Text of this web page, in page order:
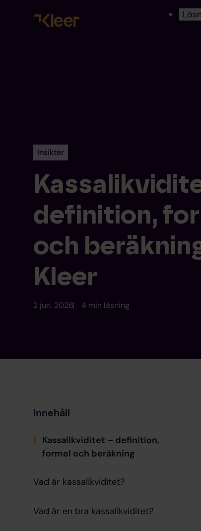
Insikter
definition,
och beräkning
Kleer
2 jun, 2026 4 min läsning
Innehåll
Kassalikviditet – definition,
formel och beräkning
Vad är kassalikviditet?
Vad är en bra kassalikviditet?